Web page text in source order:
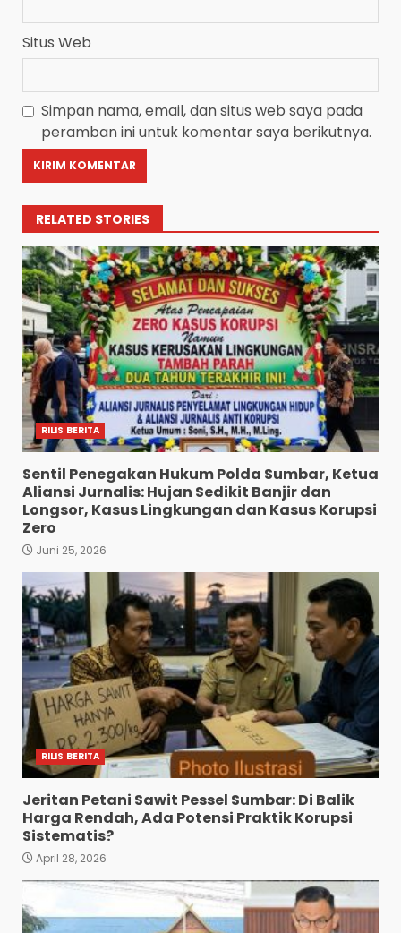
Situs Web
Simpan nama, email, dan situs web saya pada
peramban ini untuk komentar saya berikutnya.
RELATED STORIES
RILIS BERITA
Sentil Penegakan Hukum Polda Sumbar, Ketua
Aliansi Jurnalis: Hujan Sedikit Banjir dan
Longsor, Kasus Lingkungan dan Kasus Korupsi
Zero
Juni 25, 2026
RILIS BERITA
Jeritan Petani Sawit Pessel Sumbar: Di Balik
Harga Rendah, Ada Potensi Praktik Korupsi
Sistematis?
April 28, 2026